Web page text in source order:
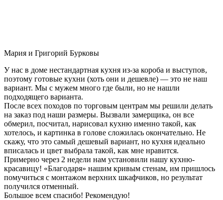
Мария и Григорий Бурковы
У нас в доме нестандартная кухня из-за короба и выступов,
поэтому готовые кухни (хоть они и дешевле) — это не наш
вариант. Мы с мужем много где были, но не нашли
подходящего варианта.
После всех походов по торговым центрам мы решили делать
на заказ под наши размеры. Вызвали замерщика, он все
обмерил, посчитал, нарисовал кухню именно такой, как
хотелось, и картинка в голове сложилась окончательно. Не
скажу, что это самый дешевый вариант, но кухня идеально
вписалась и цвет выбрала такой, как мне нравится.
Примерно через 2 недели нам установили нашу кухню-
красавицу! «Благодаря» нашим кривым стенам, им пришлось
помучиться с монтажом верхних шкафчиков, но результат
получился отменный.
Большое всем спасибо! Рекомендую!